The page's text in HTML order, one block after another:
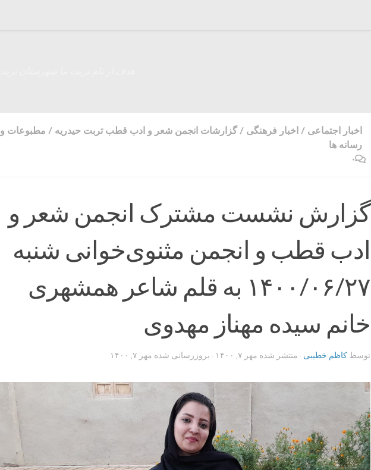
اخبار اجتماعی / اخبار فرهنگی / گزارشات انجمن شعر و ادب قطب تربت حیدریه / مطبوعات و
رسانه ها
۰
گزارش نشست مشترک انجمن شعر و
ادب قطب و انجمن مثنوی‌خوانی شنبه
۱۴۰۰/۰۶/۲۷ به قلم شاعر همشهری
خانم سیده مهناز مهدوی
توسط کاظم خطیبی · منتشر شده مهر ۷, ۱۴۰۰ · بروزرسانی شده مهر ۷, ۱۴۰۰